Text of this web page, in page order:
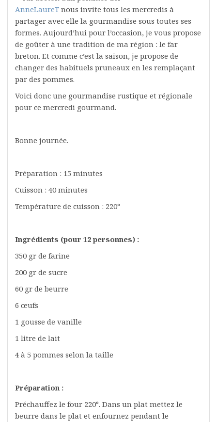
AnneLaureT nous invite tous les mercredis à
partager avec elle la gourmandise sous toutes ses
formes. Aujourd’hui pour l’occasion, je vous propose
de goûter à une tradition de ma région : le far
breton. Et comme c’est la saison, je propose de
changer des habituels pruneaux en les remplaçant
par des pommes.
Voici donc une gourmandise rustique et régionale
pour ce mercredi gourmand.
Bonne journée.
Préparation : 15 minutes
Cuisson : 40 minutes
Température de cuisson : 220°
Ingrédients (pour 12 personnes) :
350 gr de farine
200 gr de sucre
60 gr de beurre
6 œufs
1 gousse de vanille
1 litre de lait
4 à 5 pommes selon la taille
Préparation :
Préchauffez le four 220°. Dans un plat mettez le
beurre dans le plat et enfournez pendant le